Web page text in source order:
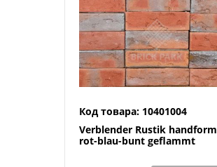
Код товара: 10401004
Verblender Rustik handform
rot-blau-bunt geflammt